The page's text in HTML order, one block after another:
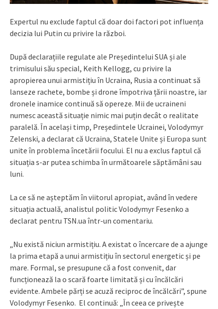
Expertul nu exclude faptul că doar doi factori pot influența
decizia lui Putin cu privire la război.
După declarațiile regulate ale Președintelui SUA și ale
trimisului său special, Keith Kellogg, cu privire la
apropierea unui armistițiu în Ucraina, Rusia a continuat să
lanseze rachete, bombe și drone împotriva țării noastre, iar
dronele inamice continuă să opereze. Mii de ucraineni
numesc această situație nimic mai puțin decât o realitate
paralelă. În același timp, Președintele Ucrainei, Volodymyr
Zelenski, a declarat că Ucraina, Statele Unite și Europa sunt
unite în problema încetării focului. El nu a exclus faptul că
situația s-ar putea schimba în următoarele săptămâni sau
luni.
La ce să ne așteptăm în viitorul apropiat, având în vedere
situația actuală, analistul politic Volodymyr Fesenko a
declarat pentru TSN.ua într-un comentariu.
„Nu există niciun armistițiu. A existat o încercare de a ajunge
la prima etapă a unui armistițiu în sectorul energetic și pe
mare. Formal, se presupune că a fost convenit, dar
funcționează la o scară foarte limitată și cu încălcări
evidente. Ambele părți se acuză reciproc de încălcări”, spune
Volodymyr Fesenko. El continuă: „În ceea ce privește